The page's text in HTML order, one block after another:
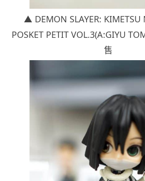
▲ DEMON SLAYER: KIMETSU
POSKET PETIT VOL.3(A:GIYU
售